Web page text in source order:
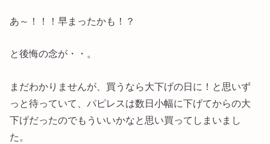
あ～！！！早まったかも！？
と後悔の念が・・。
まだわかりませんが、買うなら大下げの日に！と思いず
っと待っていて、パピレスは数日小幅に下げてからの大
下げだったのでもういいかなと思い買ってしまいまし
た。